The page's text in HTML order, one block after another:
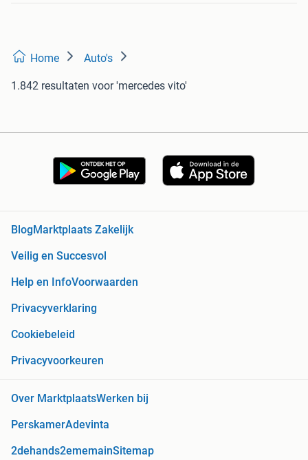
Home Auto's
1.842 resultaten voor 'mercedes vito'
BlogMarktplaats Zakelijk
Veilig en Succesvol
Help en InfoVoorwaarden
Privacyverklaring
Cookiebeleid
Privacyvoorkeuren
Over MarktplaatsWerken bij
PerskamerAdevinta
2dehands2ememainSitemap